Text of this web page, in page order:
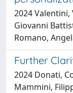
2024
Giovanni
Romano,
Further
2024 Donati,
Mammini,